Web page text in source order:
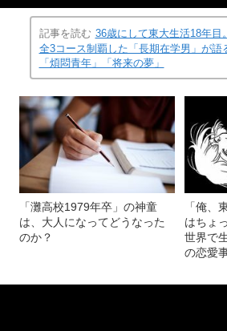
記事を読む 36歳にして東大生活18年目
全3コース制覇した「長期在学男」が語
「煩悶青年」「将来の夢」